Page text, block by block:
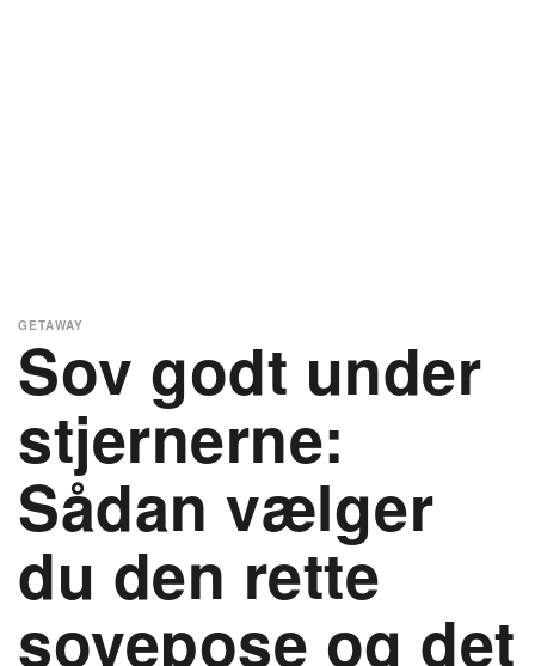
Sov godt under
stjernerne:
Sådan vælger
du den rette
sovepose og det
GETAWAY